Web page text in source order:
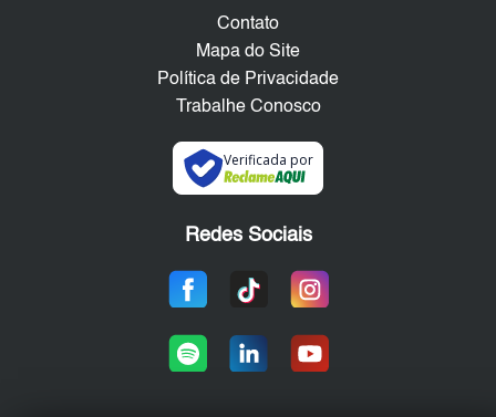
Contato
Mapa do Site
Política de Privacidade
Trabalhe Conosco
Verificada por
Redes Sociais